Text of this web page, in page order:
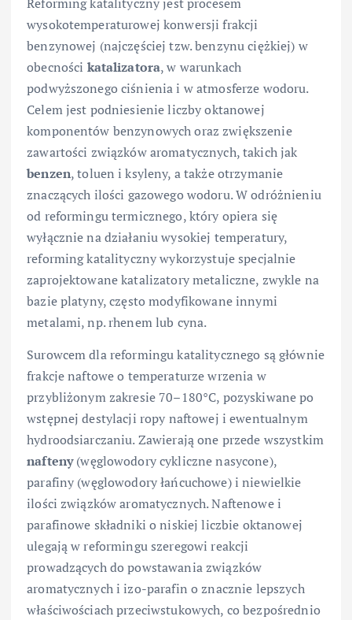
wysokotemperaturowej konwersji frakcji
benzynowej (najczęściej tzw. benzynu ciężkiej) w
obecności katalizatora, w warunkach
podwyższonego ciśnienia i w atmosferze wodoru.
Celem jest podniesienie liczby oktanowej
komponentów benzynowych oraz zwiększenie
zawartości związków aromatycznych, takich jak
benzen, toluen i ksyleny, a także otrzymanie
znaczących ilości gazowego wodoru. W odróżnieniu
od reformingu termicznego, który opiera się
wyłącznie na działaniu wysokiej temperatury,
reforming katalityczny wykorzystuje specjalnie
zaprojektowane katalizatory metaliczne, zwykle na
bazie platyny, często modyfikowane innymi
metalami, np. rhenem lub cyna.
Surowcem dla reformingu katalitycznego są głównie
frakcje naftowe o temperaturze wrzenia w
przybliżonym zakresie 70–180°C, pozyskiwane po
wstępnej destylacji ropy naftowej i ewentualnym
hydroodsiarczaniu. Zawierają one przede wszystkim
nafteny(węglowodory cykliczne nasycone),
parafiny (węglowodory łańcuchowe) i niewielkie
ilości związków aromatycznych. Naftenowe i
parafinowe składniki o niskiej liczbie oktanowej
ulegają w reformingu szeregowi reakcji
prowadzących do powstawania związków
aromatycznych i izo-parafin o znacznie lepszych
właściwościach przeciwstukowych, co bezpośrednio